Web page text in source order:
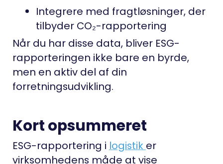
Integrere med fragtløsninger, der
tilbyder CO₂-rapportering
Når du har disse data, bliver ESG-
rapporteringen ikke bare en byrde,
men en aktiv del af din
forretningsudvikling.
Kort opsummeret
ESG-rapportering i logistik er
virksomhedens måde at vise